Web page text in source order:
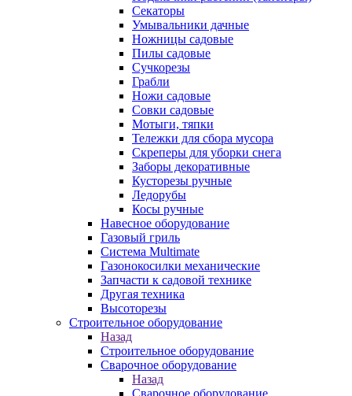
Секаторы
Умывальники дачные
Ножницы садовые
Пилы садовые
Сучкорезы
Грабли
Ножи садовые
Совки садовые
Мотыги, тяпки
Тележки для сбора мусора
Скреперы для уборки снега
Заборы декоративные
Кусторезы ручные
Ледорубы
Косы ручные
Навесное оборудование
Газовый гриль
Система Multimate
Газонокосилки механические
Запчасти к садовой технике
Другая техника
Высоторезы
Строительное оборудование
Назад
Строительное оборудование
Сварочное оборудование
Назад
Сварочное оборудование